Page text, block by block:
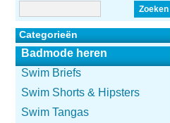
Zoeken
Categorieën
Badmode heren
Swim Briefs
Swim Shorts & Hipsters
Swim Tangas